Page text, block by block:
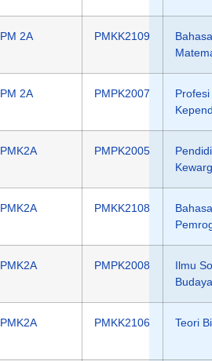
PM 2A PMKK2109
PM 2A PMPK2007
Profesi
PMK2A PMPK2005
PMK2A PMKK2108
Bahasa
PMK2A PMPK2008
Ilmu
PMK2A PMKK2106 Teori